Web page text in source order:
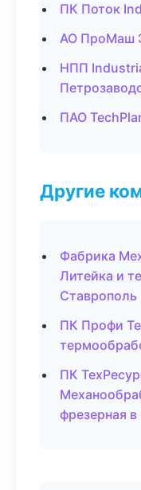
ПК Поток
АО ПроМаш
НПП
ПАО
Другие
Фабрика
Литейка и
Ставрополь
ПК Профи
ПК
фрезерная